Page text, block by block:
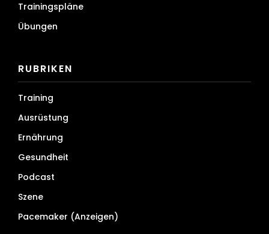
Trainingspläne
Übungen
RUBRIKEN
Training
Ausrüstung
Ernährung
Gesundheit
Podcast
Szene
Pacemaker (Anzeigen)